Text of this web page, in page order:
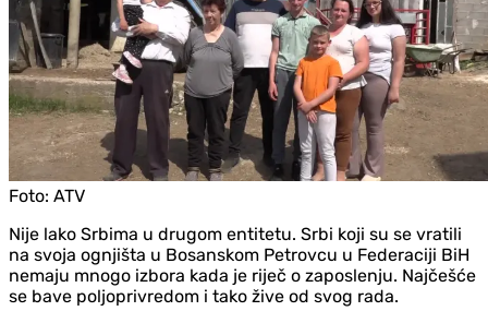
Foto: ATV
Nije lako Srbima u drugom entitetu. Srbi koji su se vratili
na svoja ognjišta u Bosanskom Petrovcu u Federaciji BiH
nemaju mnogo izbora kada je riječ o zaposlenju. Najčešće
se bave poljoprivredom i tako žive od svog rada.